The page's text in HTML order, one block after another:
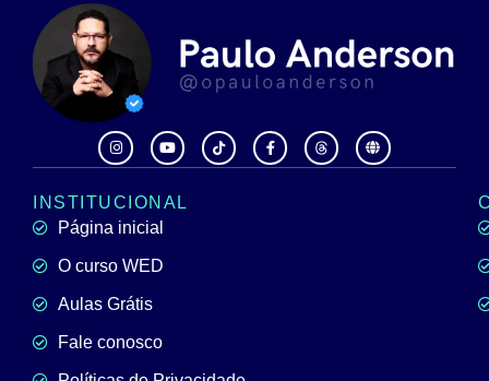
INSTITUCIONAL
Página inicial
O curso WED
Aulas Grátis
Fale conosco